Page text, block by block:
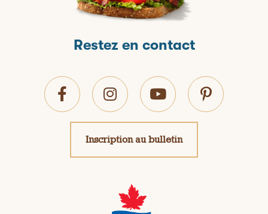
Restez en contact
Inscription au bulletin